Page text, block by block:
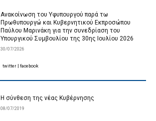
Ανακοίνωση του Υφυπουργού παρά τω
Πρωθυπουργώ και Κυβερνητικού Εκπροσώπου
Παύλου Μαρινάκη για την συνεδρίαση του
Υπουργικού Συμβουλίου της 30ης Ιουλίου 2026
30/07/2026
Η σύνθεση της νέας Κυβέρνησης
08/07/2019
twitter facebook